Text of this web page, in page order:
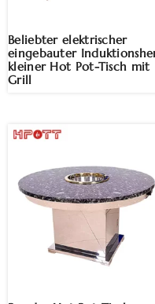
Beliebter elektrischer
eingebauter
kleiner Hot Pot-Tisch mit
Grill